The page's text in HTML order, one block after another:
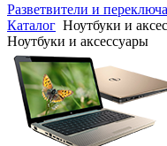
Разветвители и
Каталог Ноутбуки и
Ноутбуки и аксессуары